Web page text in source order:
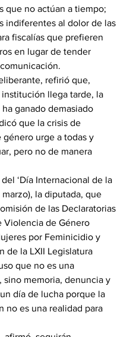
que no actúan a tiempo;
indiferentes al dolor de las
fiscalías que prefieren
en lugar de tender
refirió que,
llega tarde, la
ganado demasiado
que la crisis de
género urge a todas y
pero no de manera
‘Día Internacional de la
marzo), la diputada, que
de las Declaratorias
Violencia de Género
por Feminicidio y
de la LXII Legislatura
que no es una
sino memoria, denuncia y
día de lucha porque la
no es una realidad para